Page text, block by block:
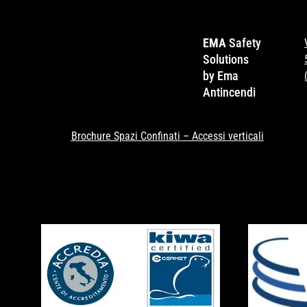
EMASafety
Solutions
by Ema
Antincendi
Brochure Spazi Confinati – Accessi verticali